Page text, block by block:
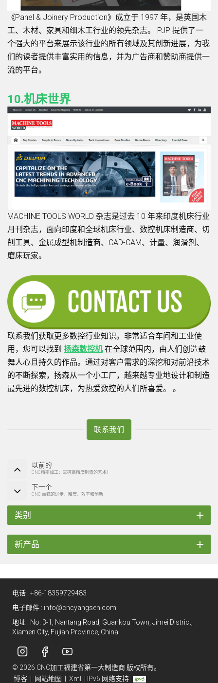
《Panel & Joinery Production》成立于 1997 年，是英国木
工、木材、家具和细木工行业的领先杂志。 PJP 提供了一
个强大的平台来展示该行业的所有领域及其创新进展，为我
们的读者提供丰富实用的信息，并为广告商和赞助商提供一
流的平台。
10.机床世界
MACHINE TOOLS WORLD 杂志是过去 10 年来印度机床行业
月刊杂志，面向印度和全球机床行业、数控机床制造商、切
削工具、金属成型机制造商、CAD-CAM、计量、润滑剂、
磨床玩家。
联系我们获取更多数控行业知识。非常适合车间和工业使
用，您可以找到 扬森数控机在全球范围内，由人们创造鼓
舞人心且持久的作品。通过对客户需求的深挖和对前沿技术
的不断探索，扬森从一个小工厂，越来越专业地设计和制造
最先进的数控机床，为热爱数控的人们所喜爱。 。
联系我们
以前的
CNC精密加工：掌握高精度制造的艺术！
下一个
CNC 面铣的进步：精度、效率和创新
类别
新产品
电话 : +86-18359729483
电子邮件 : info@cncyangsen.com
地址 : No. 3-1, Nantang Road, Guankou Town, Jimei District,
Xiamen City, Fujian Province, China
© 2026 CNC加工福建省第一大制造商 版权所有。
博客
网站地图 Xml IPv6 网络支持